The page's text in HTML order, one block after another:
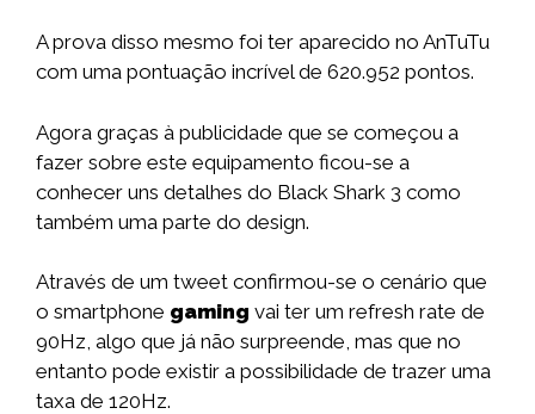
A prova disso mesmo foi ter aparecido no AnTuTu
com uma pontuação incrível de 620.952 pontos.
Agora graças à publicidade que se começou a
fazer sobre este equipamento ficou-se a
conhecer uns detalhes do Black Shark 3 como
também uma parte do design.
Através de um tweet confirmou-se o cenário que
o smartphone gaming vai ter um refresh rate de
90Hz, algo que já não surpreende, mas que no
entanto pode existir a possibilidade de trazer uma
taxa de 120Hz.